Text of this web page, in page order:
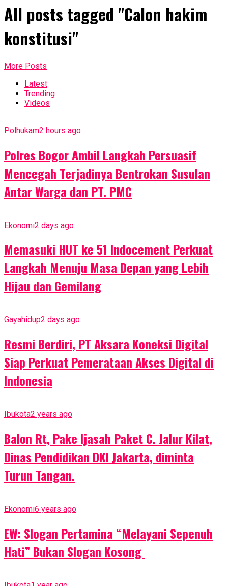
All posts tagged "Calon hakim
konstitusi"
More Posts
Latest
Trending
Videos
Polhukam2 hours ago
Polres Bogor Ambil Langkah Persuasif
Mencegah Terjadinya Bentrokan Susulan
Antar Warga dan PT. PMC
Ekonomi2 days ago
Memasuki HUT ke 51 Indocement Perkuat
Langkah Menuju Masa Depan yang Lebih
Hijau dan Gemilang
Gayahidup2 days ago
Resmi Berdiri, PT Aksara Koneksi Digital
Siap Perkuat Pemerataan Akses Digital di
Indonesia
Ibukota2 years ago
Balon Rt, Pake Ijasah Paket C. Jalur Kilat,
Dinas Pendidikan DKI Jakarta, diminta
Turun Tangan.
Ekonomi6 years ago
EW: Slogan Pertamina “Melayani Sepenuh
Hati” Bukan Slogan Kosong